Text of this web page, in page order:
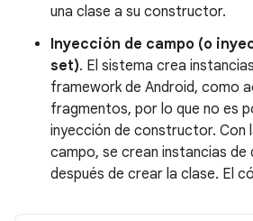
una clase a su constructor.
Inyección de campo (o
set). El sistema crea
framework de Android, como
fragmentos, por lo que no es
inyección de constructor. Con
campo, se crean instancias de
después de crear la clase. El